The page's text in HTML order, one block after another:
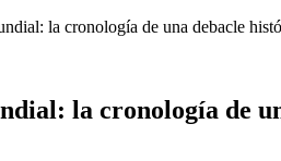
la cronología de una debacle
la cronología de